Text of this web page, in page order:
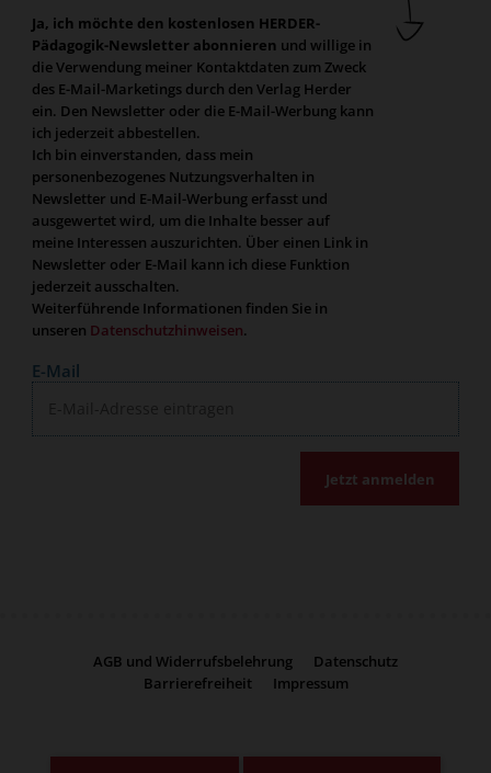
Ja, ich möchte den kostenlosen HERDER-
Pädagogik-Newsletter abonnieren und willige in
die Verwendung meiner Kontaktdaten zum Zweck
des E-Mail-Marketings durch den Verlag Herder
ein. Den Newsletter oder die E-Mail-Werbung kann
ich jederzeit abbestellen.
Ich bin einverstanden, dass mein
personenbezogenes Nutzungsverhalten in
Newsletter und E-Mail-Werbung erfasst und
ausgewertet wird, um die Inhalte besser auf
meine Interessen auszurichten. Über einen Link in
Newsletter oder E-Mail kann ich diese Funktion
jederzeit ausschalten.
Weiterführende Informationen finden Sie in
unseren Datenschutzhinweisen.
E-Mail
Jetzt anmelden
AGB und Widerrufsbelehrung
Datenschutz
Barrierefreiheit
Impressum